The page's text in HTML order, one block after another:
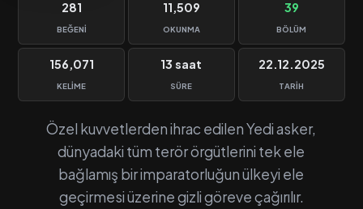
281
BEĞENI
11,509
OKUNMA
39
BÖLÜM
156,071
KELIME
13 saat
SÜRE
22.12.2025
TARIH
Özel kuvvetlerden ihrac edilen Yedi asker,
dünyadaki tüm terör örgütlerini tek ele
bağlamış bir imparatorluğun ülkeyi ele
geçirmesi üzerine gizli göreve çağırılır.